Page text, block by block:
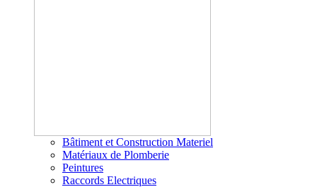
Bâtiment et Construction Materiel
Matériaux de Plomberie
Peintures
Raccords Electriques